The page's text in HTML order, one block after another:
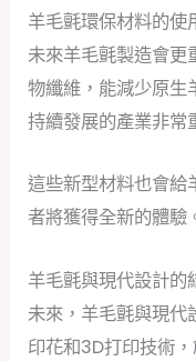
羊毛氈環保材料的使
未來羊毛氈製造會更
物纖維，能減少原生
持續發展的產業非常
這些新型材料也會給
者將獲得全新的體驗
羊毛氈與現代設計的
未來，羊毛氈與現代
印花和3D打印技術